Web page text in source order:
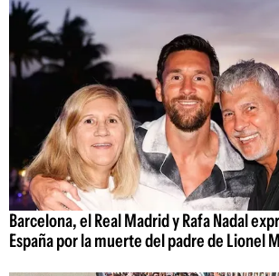
Barcelona, el Real Madrid y Rafa Nadal
España por la muerte del padre de Lionel